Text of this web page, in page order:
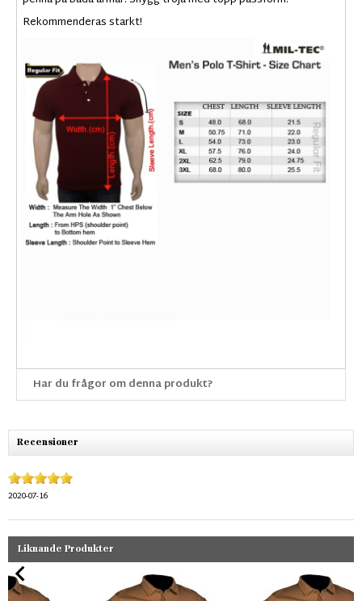
Rekommenderas starkt!
Har du frågor om denna produkt?
Recensioner
2020-07-16
Liknande Produkter